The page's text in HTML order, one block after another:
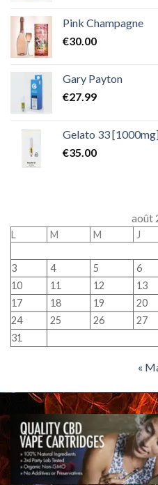
Pink Champagne
€30.00
Gary Payton
€27.99
Gelato 33
€35.00
août
L M M J
3
4 5 6
10
11 12 13
17
18 19 20
24
25 26 27
31
«